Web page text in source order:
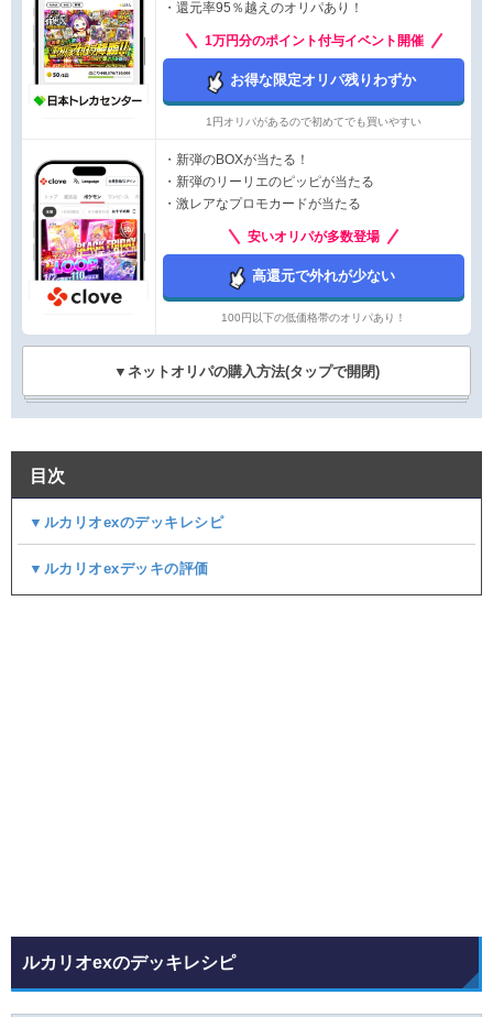
・還元率95％越えのオリパあり！
1万円分のポイント付与イベント開催
お得な限定オリパ残りわずか
1円オリパがあるので初めてでも買いやすい
・新弾のBOXが当たる！
・新弾のリーリエのピッピが当たる
・激レアなプロモカードが当たる
安いオリパが多数登場
高還元で外れが少ない
100円以下の低価格帯のオリパあり！
▼ネットオリパの購入方法(タップで開閉)
目次
▼ルカリオexのデッキレシピ
▼ルカリオexデッキの評価
ルカリオexのデッキレシピ